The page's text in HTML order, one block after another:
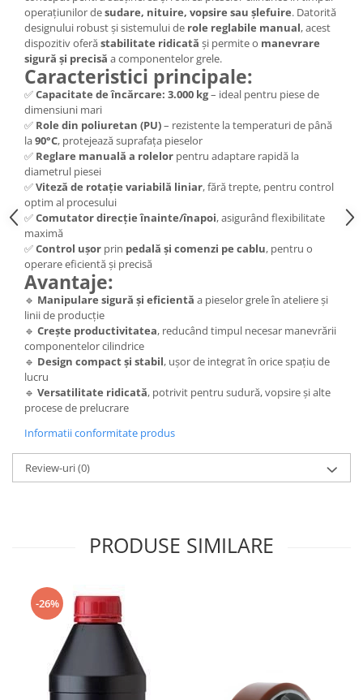
Pozitionere de sudura
Instalatii de rotire
Platforme foarfeca
Tip SB - cu bază rabatabilă
Nacela stivuitor
Translator stivuitor
Prelungitor lame stivuitor CAM
attachments
Atasamente profesionale CAM
Cleste ridicare butoi
Dispozitive ridicare butoaie
operațiunilor desudare, nituire, vopsire sau șlefuire. Datorită
designului robust și sistemului de role reglabile manual, acest
dispozitiv oferăstabilitate ridicată și permite o manevrare
sigură și precisă a componentelor grele.
Caracteristici principale:
✅Capacitate de încărcare: 3.000 kg– ideal pentru piese de
dimensiuni mari
✅ Role din poliuretan (PU)– rezistente la temperaturi de până
la90°C, protejează suprafața pieselor
✅ Reglare manuală a rolelor pentru adaptare rapidă la
diametrul piesei
✅Viteză de rotație variabilă liniar, fără trepte, pentru control
optim al procesului
✅Comutator direcție înainte/înapoi, asigurând flexibilitate
maximă
✅Control ușor prin pedală și comenzi pe cablu, pentru o
operare eficientă și precisă
Avantaje:
🔹 Manipulare sigură și eficientă a pieselor grele în ateliere și
linii de producție
🔹 Crește productivitatea, reducând timpul necesar manevrării
componentelor cilindrice
🔹 Design compact și stabil, ușor de integrat în orice spațiu de
lucru
🔹 Versatilitate ridicată, potrivit pentru sudură, vopsire și alte
procese de prelucrare
Informatii conformitate produs
Review-uri(0)
PRODUSE SIMILARE
-26%